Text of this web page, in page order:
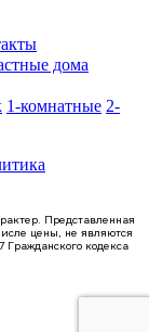
дома
1-комнатные 2-
Представленная
цены, не являются
кодекса